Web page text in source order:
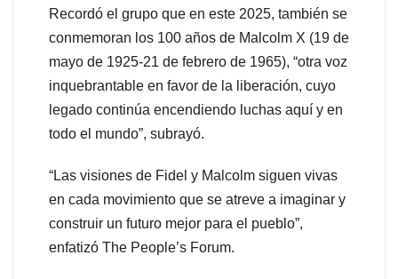
Recordó el grupo que en este 2025, también se
conmemoran los 100 años de Malcolm X (19 de
mayo de 1925-21 de febrero de 1965), “otra voz
inquebrantable en favor de la liberación, cuyo
legado continúa encendiendo luchas aquí y en
todo el mundo”, subrayó.
“Las visiones de Fidel y Malcolm siguen vivas
en cada movimiento que se atreve a imaginar y
construir un futuro mejor para el pueblo”,
enfatizó The People’s Forum.